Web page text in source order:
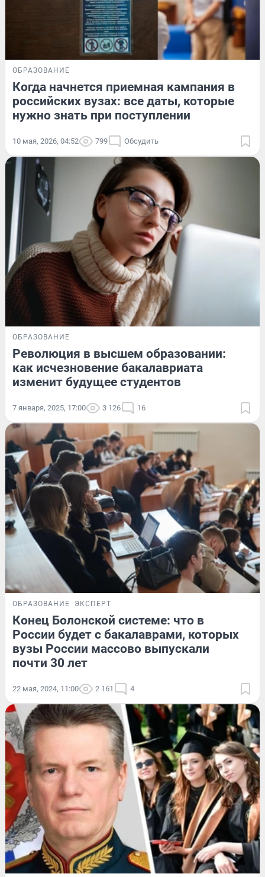
ОБРАЗОВАНИЕ
Когда начнется приемная кампания в
российских вузах: все даты, которые
нужно знать при поступлении
10 мая, 2026, 04:52 799 Обсудить
ОБРАЗОВАНИЕ
Революция в высшем образовании:
как исчезновение бакалавриата
изменит будущее студентов
7 января, 2025, 17:00 3 126 16
ОБРАЗОВАНИЕ ЭКСПЕРТ
Конец Болонской системе: что в
России будет с бакалаврами, которых
вузы России массово выпускали
почти 30 лет
22 мая, 2024, 11:00 2 161 4